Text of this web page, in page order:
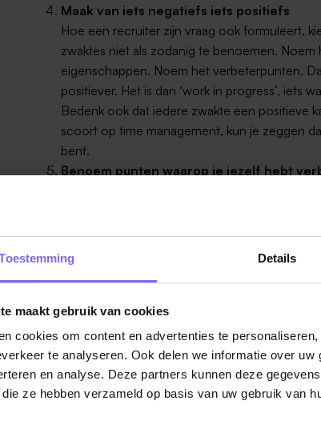
Details
maakt gebruik van cookies
cookies om content en advertenties te
te analyseren. Ook delen we informatie over
en analyse. Deze partners kunnen deze
ze hebben verzameld op basis van uw gebruik van
Maak van iets negatiefs iets positiefs
Hoe een recruiter zijn vraag ook formuleert,
zwaktes niet als zodanig te benoemen.
eigenschappen. Noem het verbeterpunten.
positiever. Het is dan ‘work in progress’, iets
Bedenk ook dat iedere zwakte een positieve
scoort op time management, kun je zeggen
bent.
Benoem punten waarop je jezelf hebt
gegaan en hebt verbeterd. Antwoorden
hebt, en hoeveel profijt de werkgever
Bron : Continu